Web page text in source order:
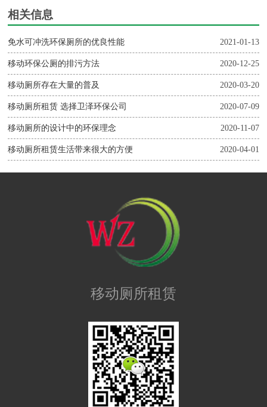
相关信息
2021-01-13
免水可冲洗环保厕所的优良性能
2020-12-25
移动环保公厕的排污方法
2020-03-20
移动厕所存在大量的普及
2020-07-09
移动厕所租赁 选择卫泽环保公司
2020-11-07
移动厕所的设计中的环保理念
2020-04-01
移动厕所租赁生活带来很大的方便
移动厕所租赁